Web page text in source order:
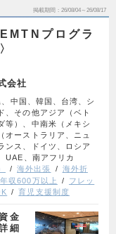
掲載期間 26/08/04～26/08/17
プログラ
会社
中国、韓国、台湾、シ
、その他アジア（ベト
等）、中南米（メキシ
オーストラリア、ニュ
ンス、ドイツ、ロシア
UAE、南アフリカ
海外出張
海外折
年収600万以上
フレッ
育児支援制度
金
細